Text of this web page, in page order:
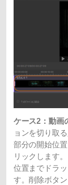
ケース2：動画
ョンを切り取
部分の開始位
リックします
位置までドラ
す。削除ボタ